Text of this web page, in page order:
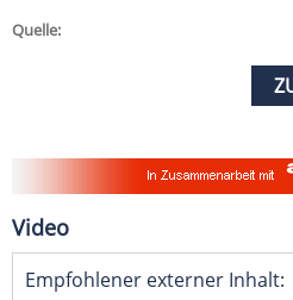
Quelle:
Video
Empfohlener externer Inhalt: